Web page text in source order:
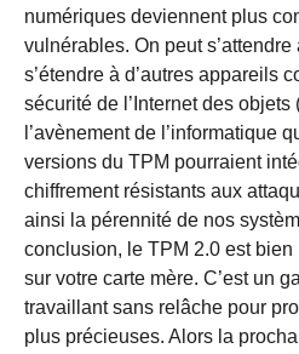
numériques deviennent plus
vulnérables. On peut
s’étendre à d’autres appareils
sécurité de l’Internet des
l’avènement de l’informatique
versions du TPM pourraient
chiffrement résistants aux
ainsi la pérennité de nos
conclusion, le TPM 2.0 est bien
sur votre carte mère. C’est un
travaillant sans relâche pour
plus précieuses. Alors la